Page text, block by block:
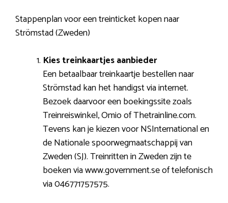
Stappenplan voor een treinticket kopen naar
Strömstad (Zweden)
Kies treinkaartjes aanbieder
Een betaalbaar treinkaartje bestellen naar
Strömstad kan het handigst via internet.
Bezoek daarvoor een boekingssite zoals
Treinreiswinkel, Omio of Thetrainline.com.
Tevens kan je kiezen voor NSInternational en
de Nationale spoorwegmaatschappij van
Zweden (SJ). Treinritten in Zweden zijn te
boeken via www.government.se of telefonisch
via 046771757575.